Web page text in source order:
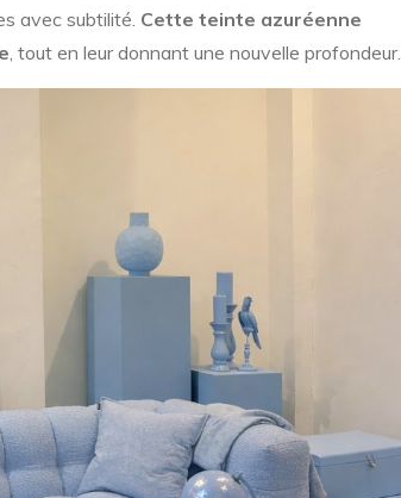
avec subtilité. Cette teinte azuréenne
, tout en leur donnant une nouvelle profondeur.